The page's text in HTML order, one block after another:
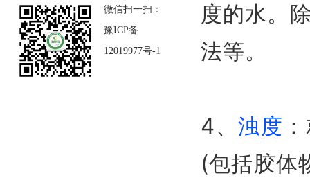
微信扫一扫：
豫ICP备
12019977号-1
度的水。
法等。
4、浊度
(包括胶体